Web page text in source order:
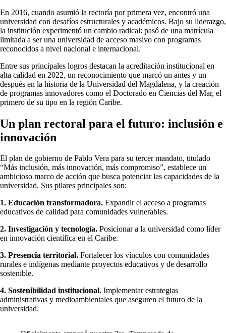
En 2016, cuando asumió la rectoría por primera vez, encontró una
universidad con desafíos estructurales y académicos. Bajo su liderazgo,
la institución experimentó un cambio radical: pasó de una matrícula
limitada a ser una universidad de acceso masivo con programas
reconocidos a nivel nacional e internacional.
Entre sus principales logros destacan la acreditación institucional en
alta calidad en 2022, un reconocimiento que marcó un antes y un
después en la historia de la Universidad del Magdalena, y la creación
de programas innovadores como el Doctorado en Ciencias del Mar, el
primero de su tipo en la región Caribe.
Un plan rectoral para el futuro: inclusión e
innovación
El plan de gobierno de Pablo Vera para su tercer mandato, titulado
“Más inclusión, más innovación, más compromiso”, establece un
ambicioso marco de acción que busca potenciar las capacidades de la
universidad. Sus pilares principales son:
1. Educación transformadora. Expandir el acceso a programas
educativos de calidad para comunidades vulnerables.
2. Investigación y tecnología. Posicionar a la universidad como líder
en innovación científica en el Caribe.
3. Presencia territorial. Fortalecer los vínculos con comunidades
rurales e indígenas mediante proyectos educativos y de desarrollo
sostenible.
4. Sostenibilidad institucional. Implementar estrategias
administrativas y medioambientales que aseguren el futuro de la
universidad.